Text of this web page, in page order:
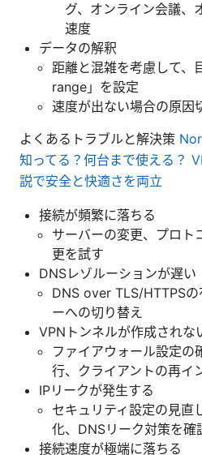
グ、オンライン会議、
速度
データの解釈
距離と混雑を考慮して
range」を設定
速度が出ない場合の原因
よくあるトラブルと解決策
知ってる？何台まで使える？
説で安全と快適さを両立
接続が頻繁に落ちる
サーバーの変更、プロト
更を試す
DNSレゾルーションが遅い
DNS over TLS/HTTPS
ーへの切り替え
VPNトンネルが作成されな
ファイアウォール設定の
行、クライアントの再イ
IPリークが発生する
セキュリティ設定の見直
化、DNSリーク対策を確
接続速度が極端に落ちる